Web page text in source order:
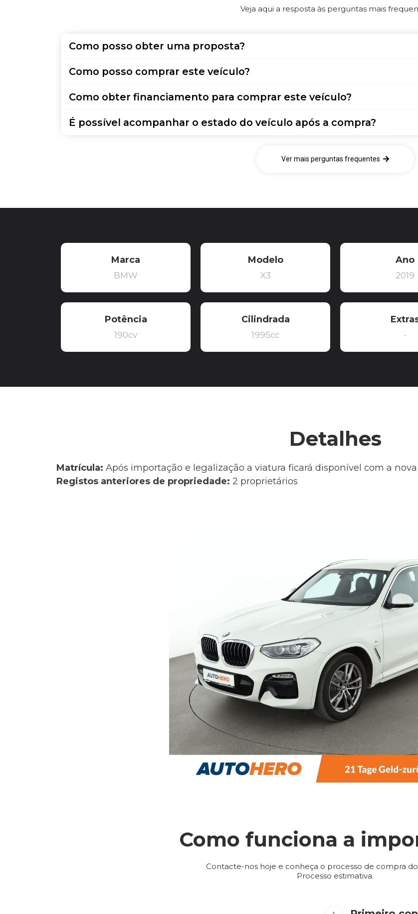
Veja aqui a resposta às perguntas mais
Como posso obter uma proposta?
Como posso comprar este veículo?
Como obter financiamento para comprar este veículo?
É possível acompanhar o estado do veículo após a compra?
Ver mais perguntas frequentes
Marca
BMW
Modelo
X3
Ano
2019
Potência
190cv
Cilindrada
1995cc -
Detalhes
Matrícula: Após importação e legalização a viatura ficará disponível com a
Registos anteriores de propriedade: 2 proprietários
Como funciona a
Contacte-nos hoje e conheça o processo de compra
Processo estimativa.